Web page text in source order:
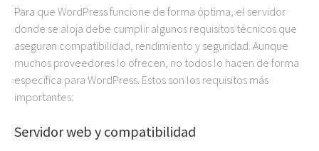
Para que WordPress funcione de forma óptima, el servidor
donde se aloja debe cumplir algunos requisitos técnicos que
aseguran compatibilidad, rendimiento y seguridad. Aunque
muchos proveedores lo ofrecen, no todos lo hacen de forma
específica para WordPress. Estos son los requisitos más
importantes:
Servidor web y compatibilidad